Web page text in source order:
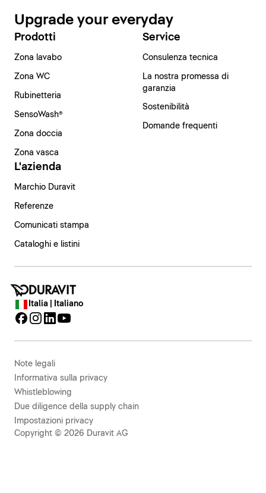
Upgrade your everyday
Prodotti
Zona lavabo
Zona WC
Rubinetteria
SensoWash®
Zona doccia
Zona vasca
Service
Consulenza tecnica
La nostra promessa di
garanzia
Sostenibilità
Domande frequenti
L'azienda
Marchio Duravit
Referenze
Comunicati stampa
Cataloghi e listini
Italia | Italiano
Note legali
Informativa sulla privacy
Whistleblowing
Due diligence della supply chain
Impostazioni privacy
Copyright © 2026 Duravit AG